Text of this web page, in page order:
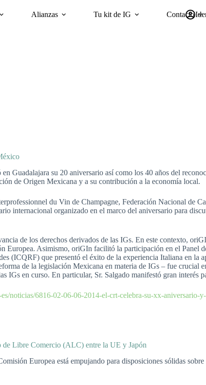
oriGIn
Alianzas Tu kit de IG Contacto
Guadalajara su 20 aniversario así como los 40 años del
de Origen Mexicana y a su contribución a la economía local.
du Vin de Champagne, Federación Nacional de
internacional organizado en el marco del aniversario para
de los derechos derivados de las IGs. En este contexto,
Europea. Asimismo, oriGIn facilitó la participación en el
(ICQRF) que presentó el éxito de la experiencia Italiana en
de la legislación Mexicana en materia de IGs – fue crucial
IGs en curso. En particular, Sr. Salgado manifestó gran interés
noticias/6816-02-06-06-2014-el-crt-celebra-su-xx-aniversario-
de Libre Comercio (ALC) entre la UE y Japón
Europea está empujando para disposiciones sólidas